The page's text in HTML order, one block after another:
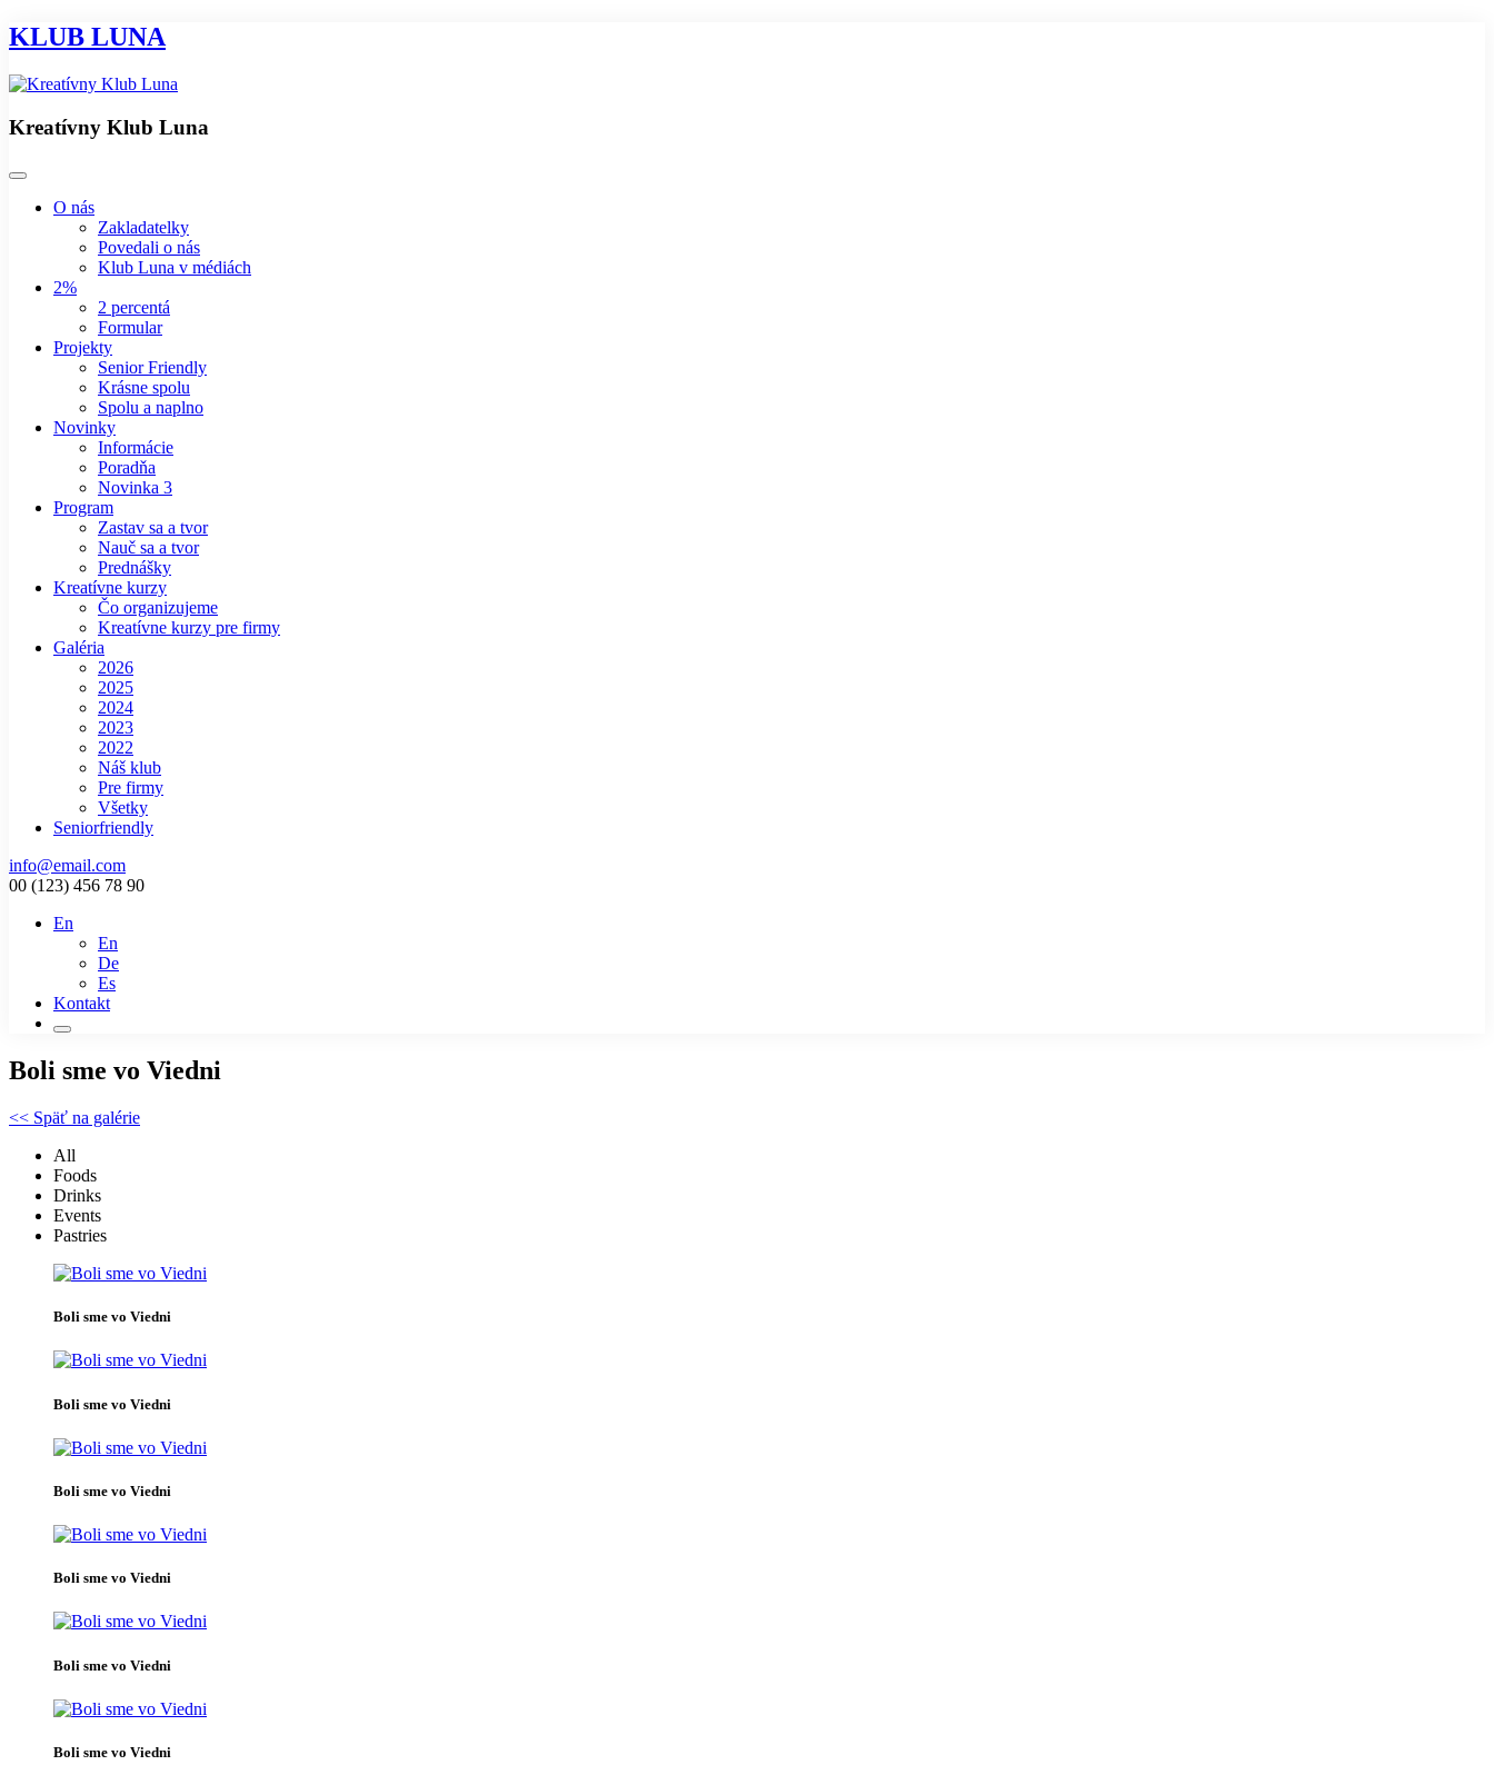
KLUB LUNA
Kreatívny Klub Luna
O nás
Zakladatelky
Povedali o nás
Klub Luna v médiách
2%
2 percentá
Formular
Projekty
Senior Friendly
Krásne spolu
Spolu a naplno
Novinky
Informácie
Poradňa
Novinka 3
Program
Zastav sa a tvor
Nauč sa a tvor
Prednášky
Kreatívne kurzy
Čo organizujeme
Kreatívne kurzy pre firmy
Galéria
2026
2025
2024
2023
2022
Náš klub
Pre firmy
Všetky
Seniorfriendly
info@email.com
00 (123) 456 78 90
En
En
De
Es
Kontakt
Boli sme vo Viedni
<< Späť na galérie
All
Foods
Drinks
Events
Pastries
Boli sme vo Viedni
Boli sme vo Viedni
Boli sme vo Viedni
Boli sme vo Viedni
Boli sme vo Viedni
Boli sme vo Viedni